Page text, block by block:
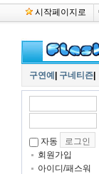
시작페이지로
구연예 구네티즌
자동
회원가입
아이디/패스워